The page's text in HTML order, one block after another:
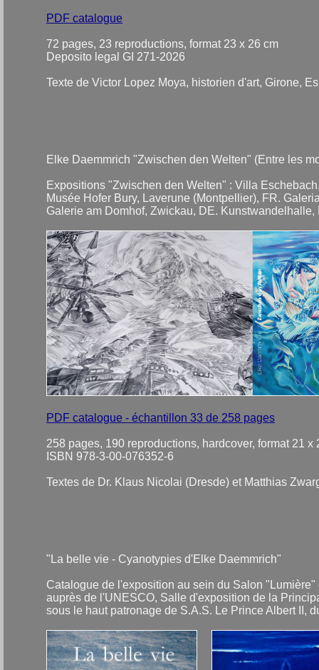
PDF catalogue
72 pages, 23 reproductions, format 23 x 26 cm
Deposito legal GI 271-2026
Texte de Victor Lopez Moya, historien d'art, Girone,
Elke Daemmrich "Zwischen den Welten" (Entre les
Expositions "Zwischen den Welten" : Villa
Musée Hofer Bury, Laverune (Montpellier), FR.
Galerie am Domhof, Zwickau, DE.
PDF catalogue - échantillon 33 de 258 pages
258 pages, 190 reproductions, hardcover, format 21 x
ISBN 978-3-00-076352-6
Textes de Dr. Klaus Nicolai (Dresde) et Matthias
"La belle vie - Cyanotypies d'Elke Daemmrich"
Catalogue de l'exposition au sein du Salon
auprès de l'UNESCO, Salle d'exposition de la
sous le haut patronage de S.A.S. Le Prince Albert II,